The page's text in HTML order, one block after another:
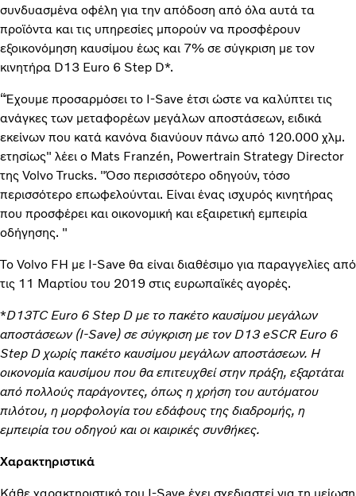
συνδυασμένα οφέλη για την απόδοση από όλα αυτά τα
προϊόντα και τις υπηρεσίες μπορούν να προσφέρουν
εξοικονόμηση καυσίμου έως και 7% σε σύγκριση με τον
κινητήρα D13 Euro 6 Step D*.
“Έχουμε προσαρμόσει το I-Save έτσι ώστε να καλύπτει τις
ανάγκες των μεταφορέων μεγάλων αποστάσεων, ειδικά
εκείνων που κατά κανόνα διανύουν πάνω από 120.000 χλμ.
ετησίως" λέει ο Mats Franzén, Powertrain Strategy Director
της Volvo Trucks. "Όσο περισσότερο οδηγούν, τόσο
περισσότερο επωφελούνται. Είναι ένας ισχυρός κινητήρας
που προσφέρει και οικονομική και εξαιρετική εμπειρία
οδήγησης. "
Το Volvo FH με I-Save θα είναι διαθέσιμο για παραγγελίες από
τις 11 Μαρτίου του 2019 στις ευρωπαϊκές αγορές.
*D13TC Euro 6 Step D με το πακέτο καυσίμου μεγάλων
αποστάσεων (I-Save) σε σύγκριση με τον D13 eSCR Euro 6
Step D χωρίς πακέτο καυσίμου μεγάλων αποστάσεων. Η
οικονομία καυσίμου που θα επιτευχθεί στην πράξη, εξαρτάται
από πολλούς παράγοντες, όπως η χρήση του αυτόματου
πιλότου, η μορφολογία του εδάφους της διαδρομής, η
εμπειρία του οδηγού και οι καιρικές συνθήκες.
Χαρακτηριστικά